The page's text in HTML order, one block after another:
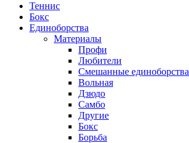
Теннис
Бокс
Единоборства
Материалы
Профи
Любители
Смешанные единоборства
Вольная
Дзюдо
Самбо
Другие
Бокс
Борьба